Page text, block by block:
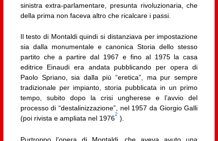
sinistra extra-parlamentare, presunta rivoluzionaria, che
della prima non faceva altro che ricalcare i passi.
Il testo di Montaldi quindi si distanziava per impostazione
sia dalla monumentale e canonica Storia dello stesso
partito che a partire dal 1967 e fino al 1975 la casa
editrice Einaudi era andata pubblicando per opera di
Paolo Spriano, sia dalla più “eretica”, ma pur sempre
tradizionale per impianto, storia pubblicata in un primo
tempo, subito dopo la crisi ungherese e l’avvio del
processo di “destalinizzazione”, nel 1957 da Giorgio Galli
(poi rivista e ampliata nel 1976
2
).